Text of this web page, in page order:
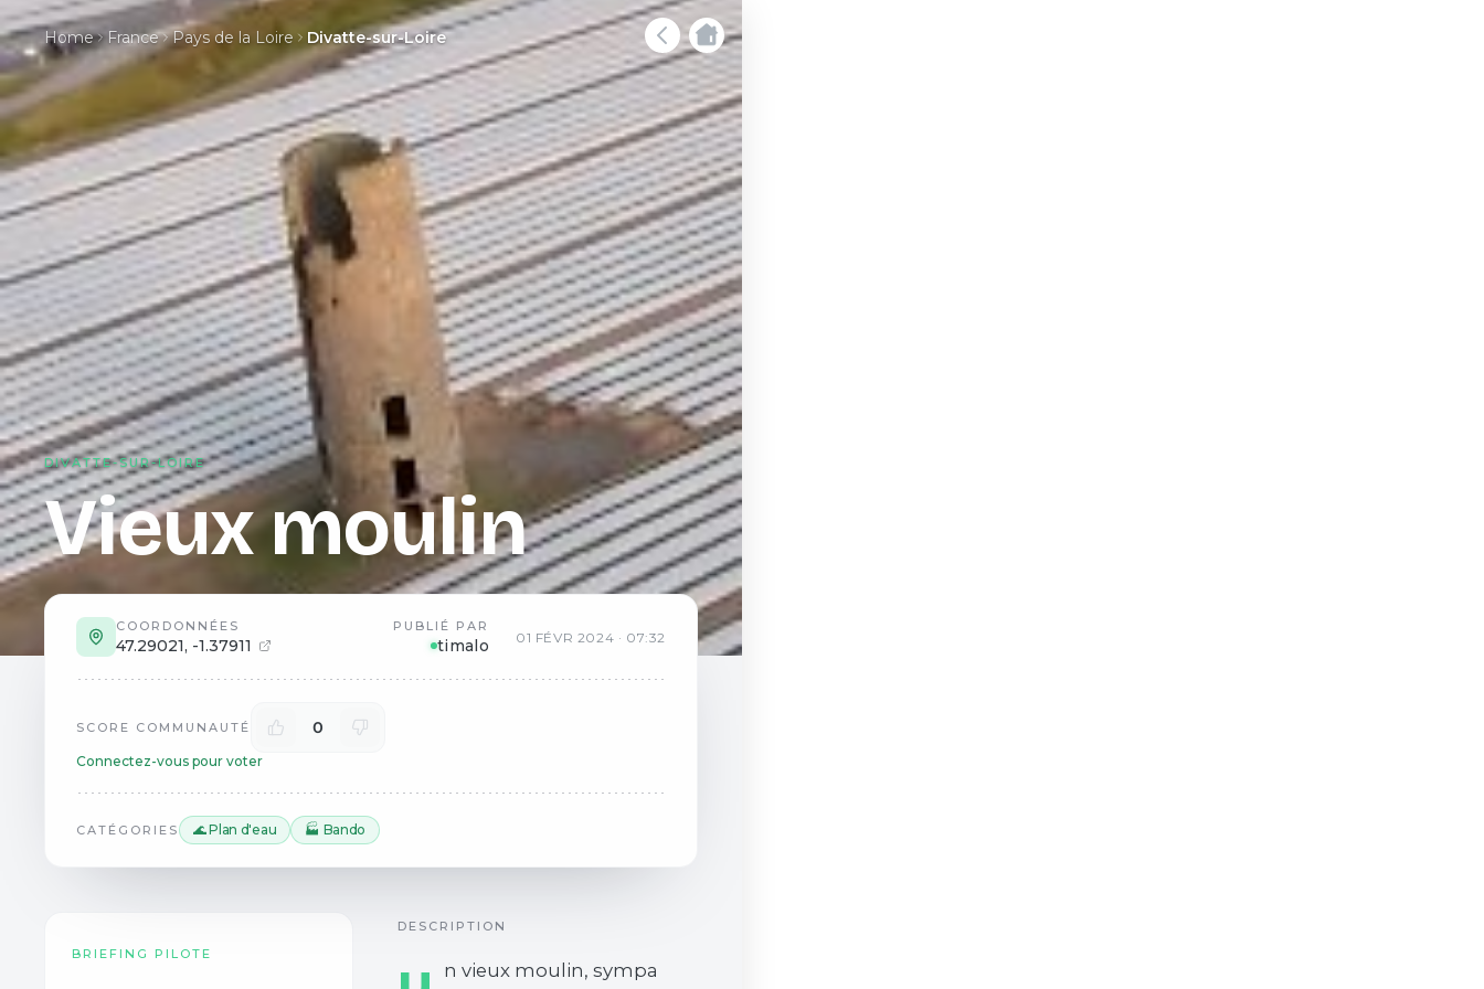
Home France Pays de la Loire Divatte-sur-Loire
DIVATTE-SUR-LOIRE
Vieux moulin
COORDONNÉES
47.29021, -1.37911
PUBLIÉ PAR
timalo 01 FÉVR 2024 · 07:32
SCORE COMMUNAUTÉ 0
Connectez-vous pour voter
CATÉGORIES 🌊 Plan d'eau 🏭 Bando
BRIEFING PILOTE
DESCRIPTION
n vieux moulin, sympa